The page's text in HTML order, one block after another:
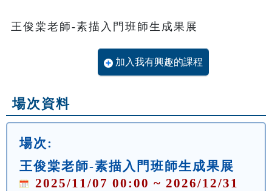
王俊棠老師-素描入門班師生成果展
加入我有興趣的課程
場次資料
場次:
王俊棠老師-素描入門班師生成果展
2025/11/07 00:00 ~ 2026/12/31